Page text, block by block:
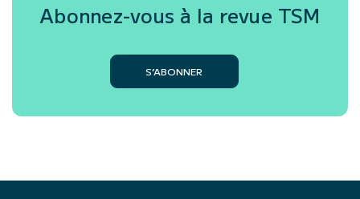
Abonnez-vous à la revue TSM
S’ABONNER